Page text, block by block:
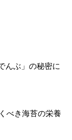
んぶ」の秘密に
べき海苔の栄養